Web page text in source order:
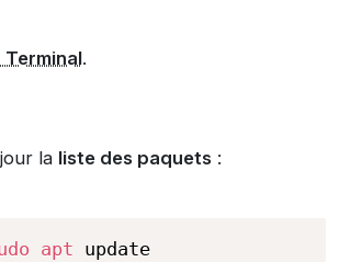
Terminal.
la liste des paquets:
apt update